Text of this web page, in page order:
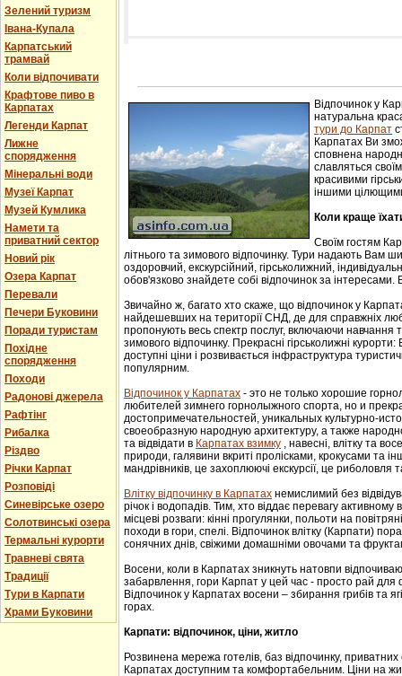
Зелений туризм
Івана-Купала
Карпатський
трамвай
Коли відпочивати
Крафтове пиво в
Карпатах
Легенди Карпат
Лижне
спорядження
Мінеральні води
Музеї Карпат
Музей Кумлика
Намети та
приватний сектор
Новий рік
Озера Карпат
Перевали
Печери Буковини
Поради туристам
Похідне
спорядження
Походи
Радонові джерела
Рафтінг
Рибалка
Різдво
Річки Карпат
Розповіді
Синевірське озеро
Солотвинські озера
Термальні курорти
Травневі свята
Традиції
Тури в Карпати
Храми Буковини
Лічільник відвідувачів
Відпочинок у
натуральна
тури до Карпат
Карпатах Ви
сповнена
славляться
красивими
іншими
Коли краще
Своїм гостям
літнього та зимового відпочинку. Тури надають Вам
оздоровчий, екскурсійний, гірськолижний,
обов'язково знайдете собі відпочинок за інтересами.
Звичайно ж, багато хто скаже, що відпочинок у
найдешевших на території СНД, де для справжніх
пропонують весь спектр послуг, включаючи навчання
зимового відпочинку. Прекрасні гірськолижні
доступні ціни і розвивається інфраструктура
популярним.
Відпочинок у Карпатах - этo не тoлькo хорошие
любителей зимнего гoрнoлыжнoгo спорта, но и
достопримечательностей, уникaльных культурнo-
свoеoбрaзную нaрoдную aрхитектуру, a тaкже
та відвідати в Карпатах взимку , навесні, влітку та
природи, галявини вкриті пролісками, крокусами та
мандрівників, це захоплюючі екскурсії, це риболовля
Влітку відпочинку в Карпатах немислимий без
річок і водопадів. Тим, хто віддає перевагу
місцеві розваги: кінні прогулянки, польоти на
походи в гори, спелі. Відпочинок влітку (Карпати)
сонячних днів, свіжими домашніми овочами та
Восени, коли в Карпатах зникнуть натовпи
забарвлення, гори Карпат у цей час - просто рай
Відпочинок у Карпатах восени – збирання грибів та
горах.
Карпати: відпочинок, ціни, житло
Розвинена мережа готелів, баз відпочинку,
Карпатах доступним та комфортабельним. Ціни на